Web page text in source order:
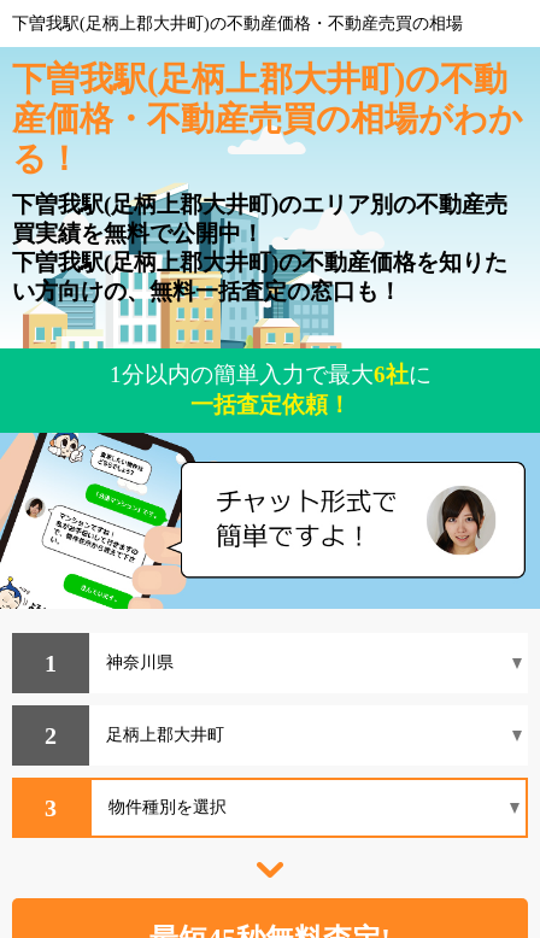
下曽我駅(足柄上郡大井町)の不動産価格・不動産売買の相場
下曽我駅(足柄上郡大井町)の不動
産価格・不動産売買の相場がわか
る！
下曽我駅(足柄上郡大井町)のエリア別の不動産売
買実績を無料で公開中！
下曽我駅(足柄上郡大井町)の不動産価格を知りた
い方向けの、無料一括査定の窓口も！
1分以内の簡単入力で最大6社に
一括査定依頼！
1
2
3